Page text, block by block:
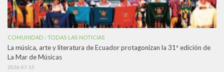
COMUNIDAD /TODAS LAS NOTICIAS
La música, arte y literatura de Ecuador protagonizan la 31ª edición de
La Mar de Músicas
2026-07-15